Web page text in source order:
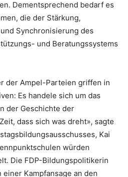
Dementsprechend bedarf es
die der Stärkung,
Synchronisierung des
und Beratungssystems
der Ampel-Parteien griffen in
Es handele sich um das
der Geschichte der
dass sich was dreht», sagte
Kai
würden
Die FDP-Bildungspolitikerin
Kampfansage an den